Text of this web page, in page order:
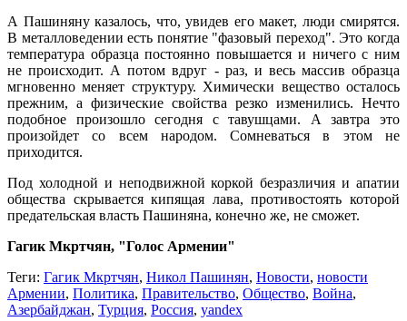
А Пашиняну казалось, что, увидев его макет, люди смирятся.
В металловедении есть понятие "фазовый переход". Это когда
температура образца постоянно повышается и ничего с ним
не происходит. А потом вдруг - раз, и весь массив образца
мгновенно меняет структуру. Химически вещество осталось
прежним, а физические свойства резко изменились. Нечто
подобное произошло сегодня с тавушцами. А завтра это
произойдет со всем народом. Сомневаться в этом не
приходится.
Под холодной и неподвижной коркой безразличия и апатии
общества скрывается кипящая лава, противостоять которой
предательская власть Пашиняна, конечно же, не сможет.
Гагик Мкртчян, "Голос Армении"
Теги: Гагик Мкртчян, Никол Пашинян, Новости, новости
Армении, Политика, Правительство, Общество, Война,
Азербайджан, Турция, Россия, yandex